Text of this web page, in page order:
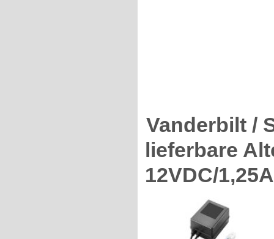
Vanderbilt /
lieferbare
12VDC/